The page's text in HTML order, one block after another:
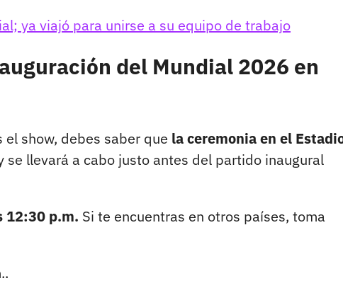
ya viajó para unirse a su equipo de trabajo
del Mundial 2026 en
show, debes saber que la ceremonia en el
se llevará a cabo justo antes del partido inaugural
12:30 p.m. Si te encuentras en otros países, toma